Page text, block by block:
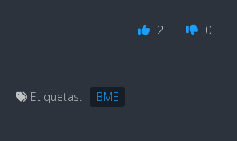
2 0
Etiquetas: BME